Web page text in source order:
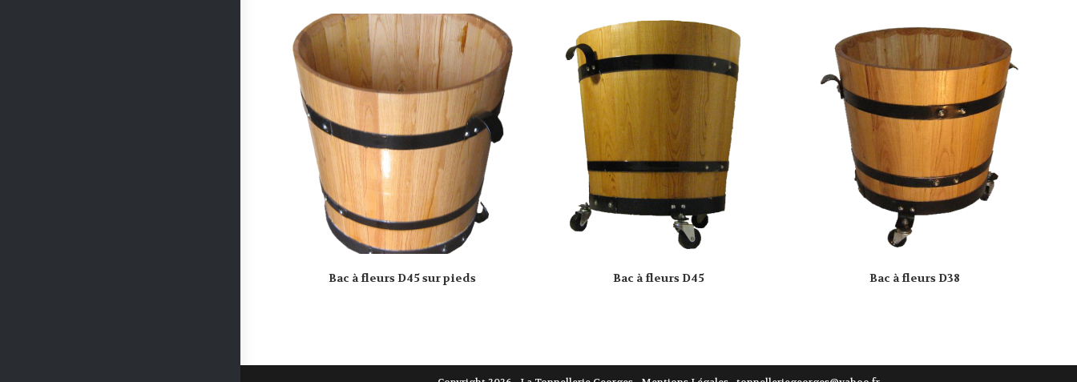
Bac à fleurs D45 sur pieds Bac à fleurs D45 Bac à fleurs D38